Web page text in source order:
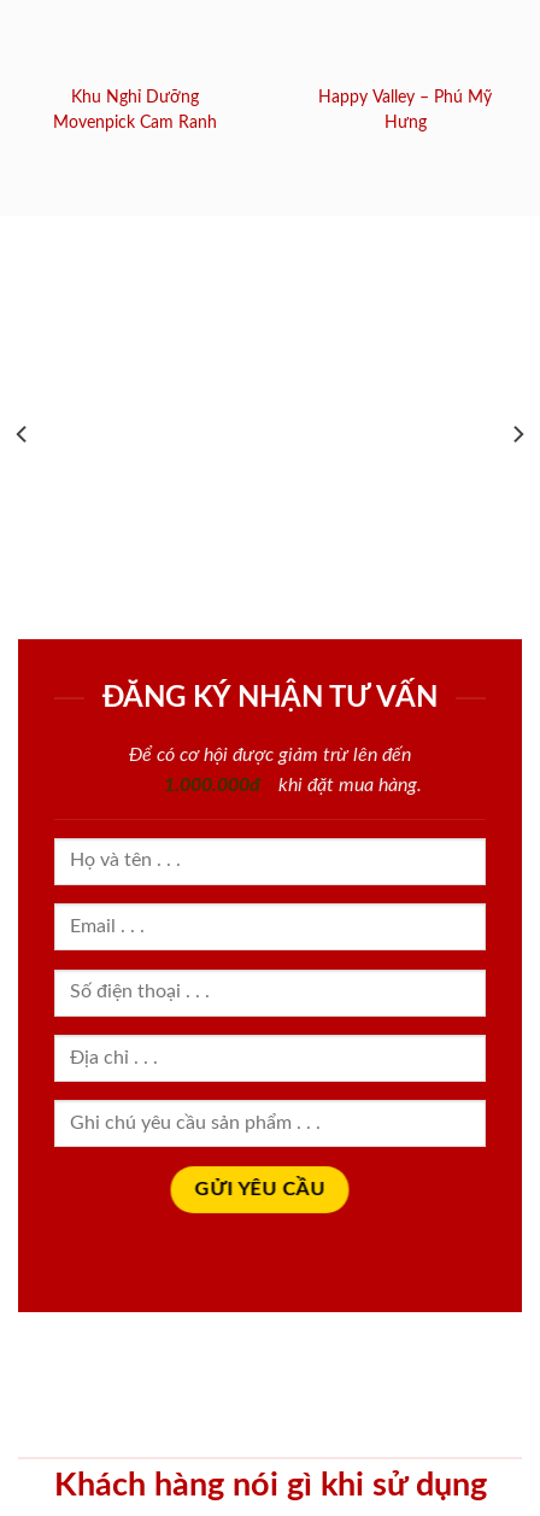
Khu Nghỉ Dưỡng
Movenpick Cam Ranh
Happy Valley – Phú Mỹ
Hưng
ĐĂNG KÝ NHẬN TƯ VẤN
Để có cơ hội được giảm trừ lên đến
1.000.000đ
khi đặt mua hàng.
Khách hàng nói gì khi sử dụng